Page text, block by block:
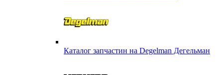
Каталог запчастин на Degelman Дегельман